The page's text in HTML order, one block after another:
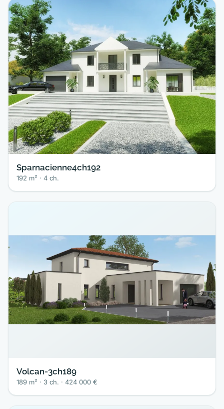
Sparnacienne4ch192
192 m² · 4 ch.
Volcan-3ch189
189 m² · 3 ch. · 424 000 €